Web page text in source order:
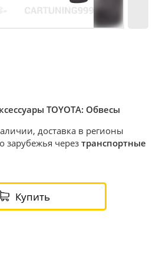
TOYOTA: Обвесы
доставка в регионы
зарубежья черезтранспортные
Купить